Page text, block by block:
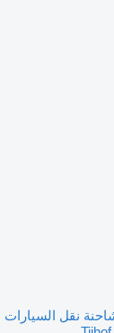
نقل السيارات